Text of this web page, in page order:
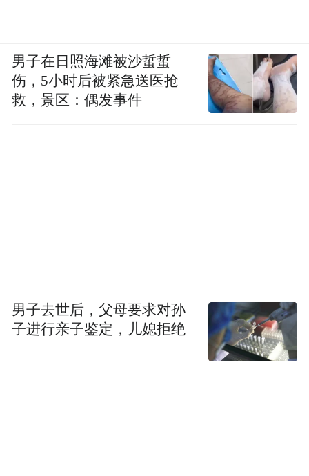
男子在日照海滩被沙蜇蜇
伤，5小时后被紧急送医抢
救，景区：偶发事件
男子去世后，父母要求对孙
子进行亲子鉴定，儿媳拒绝